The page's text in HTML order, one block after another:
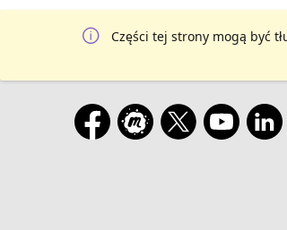
Części tej strony mogą być